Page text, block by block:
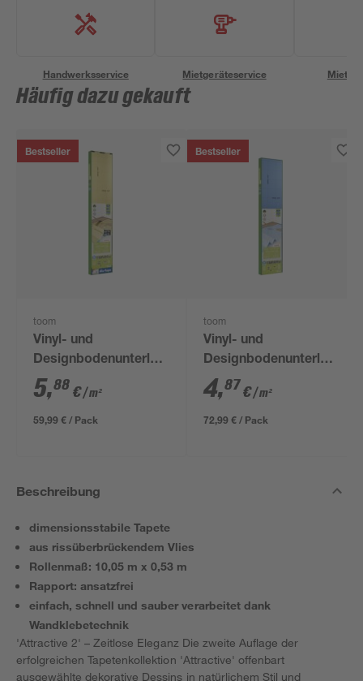
Handwerksservice Mietgeräteservice
Häufig dazu gekauft
Bestseller
toom
Vinyl- und
Designbodenunterlage
'Aquastop' 1,5 mm,
1,2 x 8,5 m, 10,2 m² +
Tape
5,88 €/ m²
59,99 € / Pack
Bestseller
toom
Vinyl- und
Designbodenunterlage
1 mm, 1,2 x 12,5 m, 15
m²
4,87€/ m²
72,99 € / Pack
Beschreibung
dimensionsstabile Tapete
aus rissüberbrückendem Vlies
Rollenmaß: 10,05 m x 0,53 m
Rapport: ansatzfrei
einfach, schnell und sauber verarbeitet dank
Wandklebetechnik
'Attractive 2' – Zeitlose Eleganz Die zweite Auflage der
erfolgreichen Tapetenkollektion 'Attractive' offenbart
ausgewählte dekorative Dessins in natürlichem Stil und